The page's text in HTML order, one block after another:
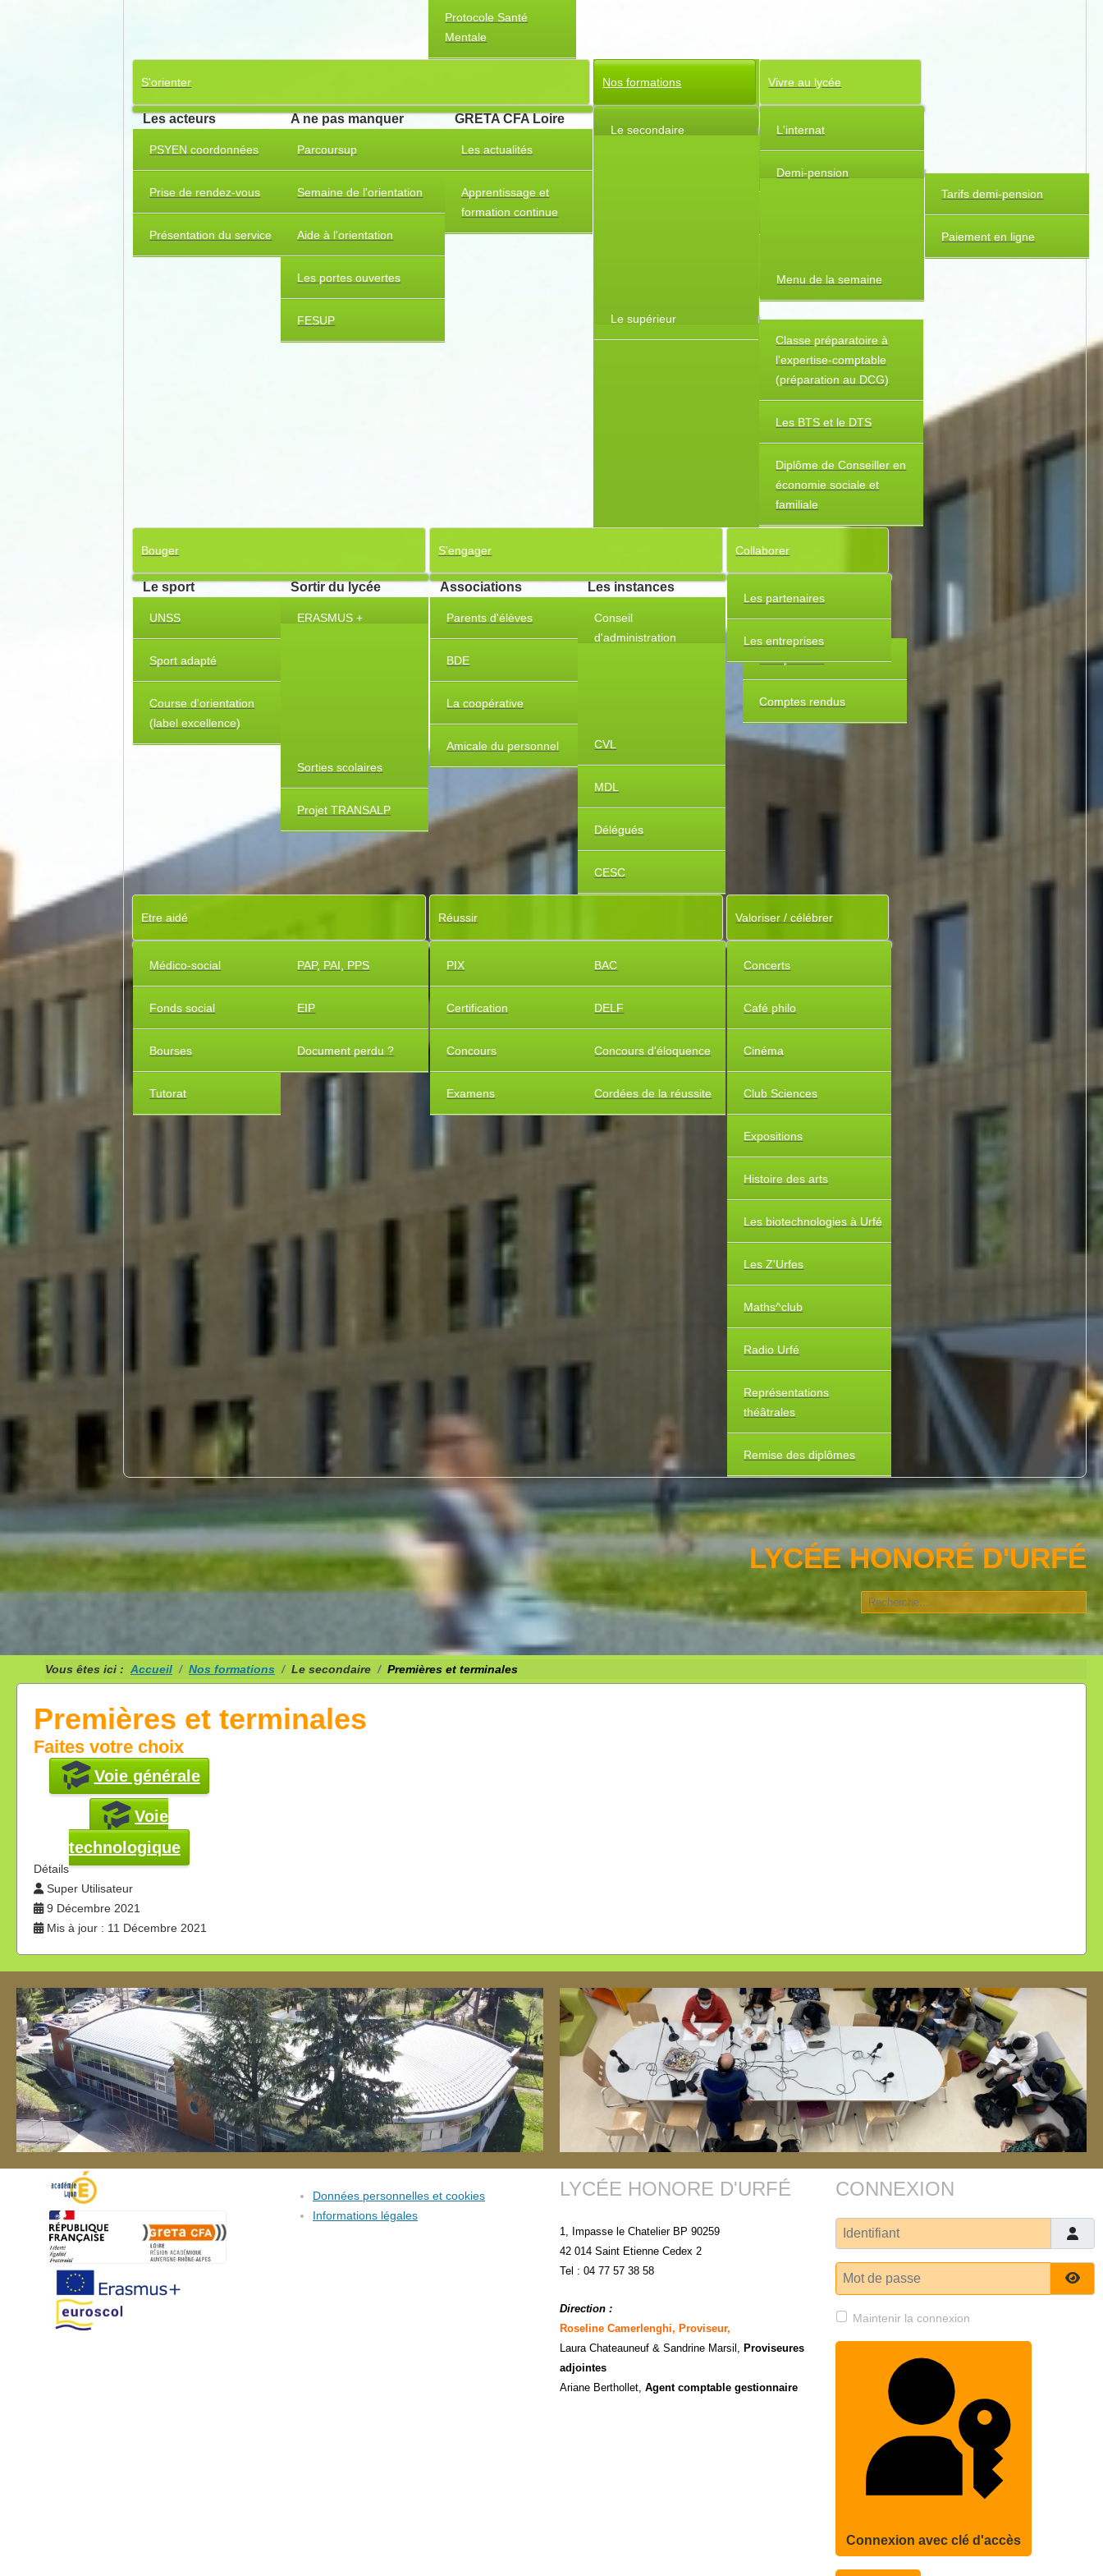
Protocole Santé
Mentale
S'orienter
Les acteurs
PSYEN coordonnées
Prise de rendez-vous
Présentation du service
A ne pas manquer
Parcoursup
Semaine de l'orientation
Aide à l'orientation
Les portes ouvertes
FESUP
GRETA CFA Loire
Les actualités
Apprentissage et
formation continue
Nos formations
Le secondaire
Seconde Générale et
Technologique
spécifiques
Le supérieur
Classe préparatoire à
l'expertise-comptable
(préparation au DCG)
Les BTS et le DTS
Diplôme de Conseiller en
économie sociale et
familiale
Vivre au lycée
L'internat
Demi-pension
Tarifs demi-pension
Paiement en ligne
Menu de la semaine
Bouger
Le sport
UNSS
Sport adapté
Course d'orientation
(label excellence)
Sortir du lycée
ERASMUS +
Partenariat stratégique
Charte Erasmus
Témoignages
Sorties scolaires
Projet TRANSALP
S'engager
Associations
Parents d'élèves
BDE
La coopérative
Amicale du personnel
Les instances
Conseil
d'administration
Composition
Comptes rendus
CVL
MDL
Délégués
CESC
Collaborer
Les partenaires
Les entreprises
Etre aidé
Médico-social
Fonds social
Bourses
Tutorat
PAP, PAI, PPS
EIP
Document perdu ?
Réussir
PIX
Certification
Concours
Examens
BAC
DELF
Concours d'éloquence
Cordées de la réussite
Valoriser / célébrer
Concerts
Café philo
Cinéma
Club Sciences
Expositions
Histoire des arts
Les biotechnologies à Urfé
Les Z'Urfes
Maths^club
Radio Urfé
Représentations
théâtrales
Remise des diplômes
LYCÉE HONORÉ D'URFÉ
Vous êtes ici : Accueil Nos formations Le secondaire Premières et terminales
Premières et terminales
Faites votre choix
Voie générale
Voie
technologique
Détails
Super Utilisateur
9 Décembre 2021
Mis à jour : 11 Décembre 2021
Données personnelles et cookies
Informations légales
LYCÉE HONORE D'URFÉ
1, Impasse le Chatelier BP 90259
42 014 Saint Etienne Cedex 2
Tel : 04 77 57 38 58
Direction :
Roseline Camerlenghi, Proviseur,
Laura Chateauneuf & Sandrine Marsil , Proviseures
adjointes
Ariane Berthollet, Agent comptable gestionnaire
CONNEXION
Identifiant
Mot de passe
Maintenir la connexion
Connexion avec clé d'accès